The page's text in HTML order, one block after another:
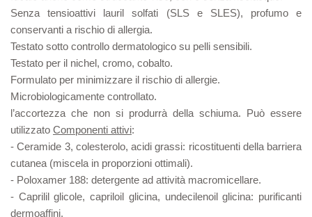
Senza tensioattivi lauril solfati (SLS e SLES), profumo e
conservanti a rischio di allergia.
Testato sotto controllo dermatologico su pelli sensibili.
Testato per il nichel, cromo, cobalto.
Formulato per minimizzare il rischio di allergie.
Microbiologicamente controllato.
l’accortezza che non si produrrà della schiuma. Può essere
utilizzato Componenti attivi:
- Ceramide 3, colesterolo, acidi grassi: ricostituenti della barriera
cutanea (miscela in proporzioni ottimali).
- Poloxamer 188: detergente ad attività macromicellare.
- Caprilil glicole, capriloil glicina, undecilenoil glicina: purificanti
dermoaffini.